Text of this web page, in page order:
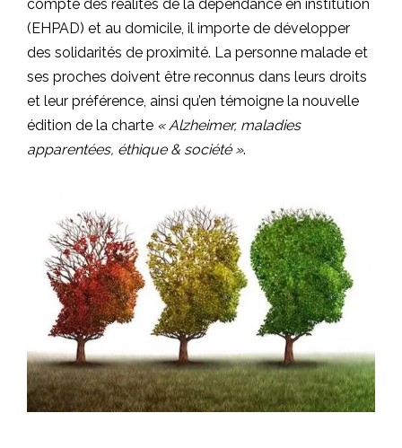
compte des réalités de la dépendance en institution
(EHPAD) et au domicile, il importe de développer
des solidarités de proximité. La personne malade et
ses proches doivent être reconnus dans leurs droits
et leur préférence, ainsi qu’en témoigne la nouvelle
édition de la charte « Alzheimer, maladies
apparentées, éthique & société ».